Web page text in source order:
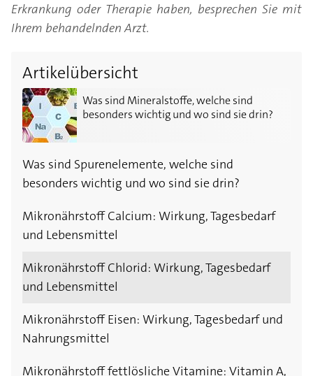
Erkrankung oder Therapie haben, besprechen Sie mit
Ihrem behandelnden Arzt.
Artikelübersicht
Was sind Mineralstoffe, welche sind
besonders wichtig und wo sind sie drin?
Was sind Mineralstoffe, welche sind besonders
Was sind Spurenelemente, welche sind
besonders wichtig und wo sind sie drin?
Mikronährstoff Calcium: Wirkung, Tagesbedarf
und Lebensmittel
Mikronährstoff Chlorid: Wirkung, Tagesbedarf
und Lebensmittel
Mikronährstoff Eisen: Wirkung, Tagesbedarf und
Nahrungsmittel
Mikronährstoff fettlösliche Vitamine: Vitamin A,